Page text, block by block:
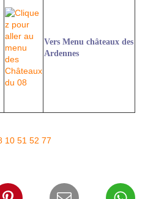
Vers Menu châteaux des
Ardennes
10 51 52 77